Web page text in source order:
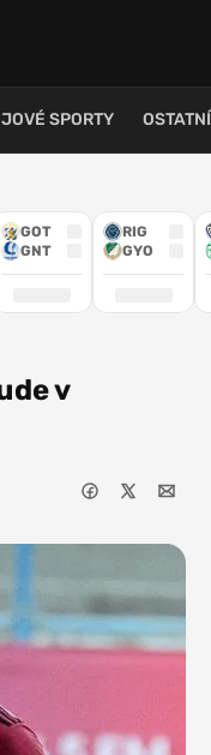
SPORTY OSTATNÍ
GOT
GNT
RIG
GYO
v